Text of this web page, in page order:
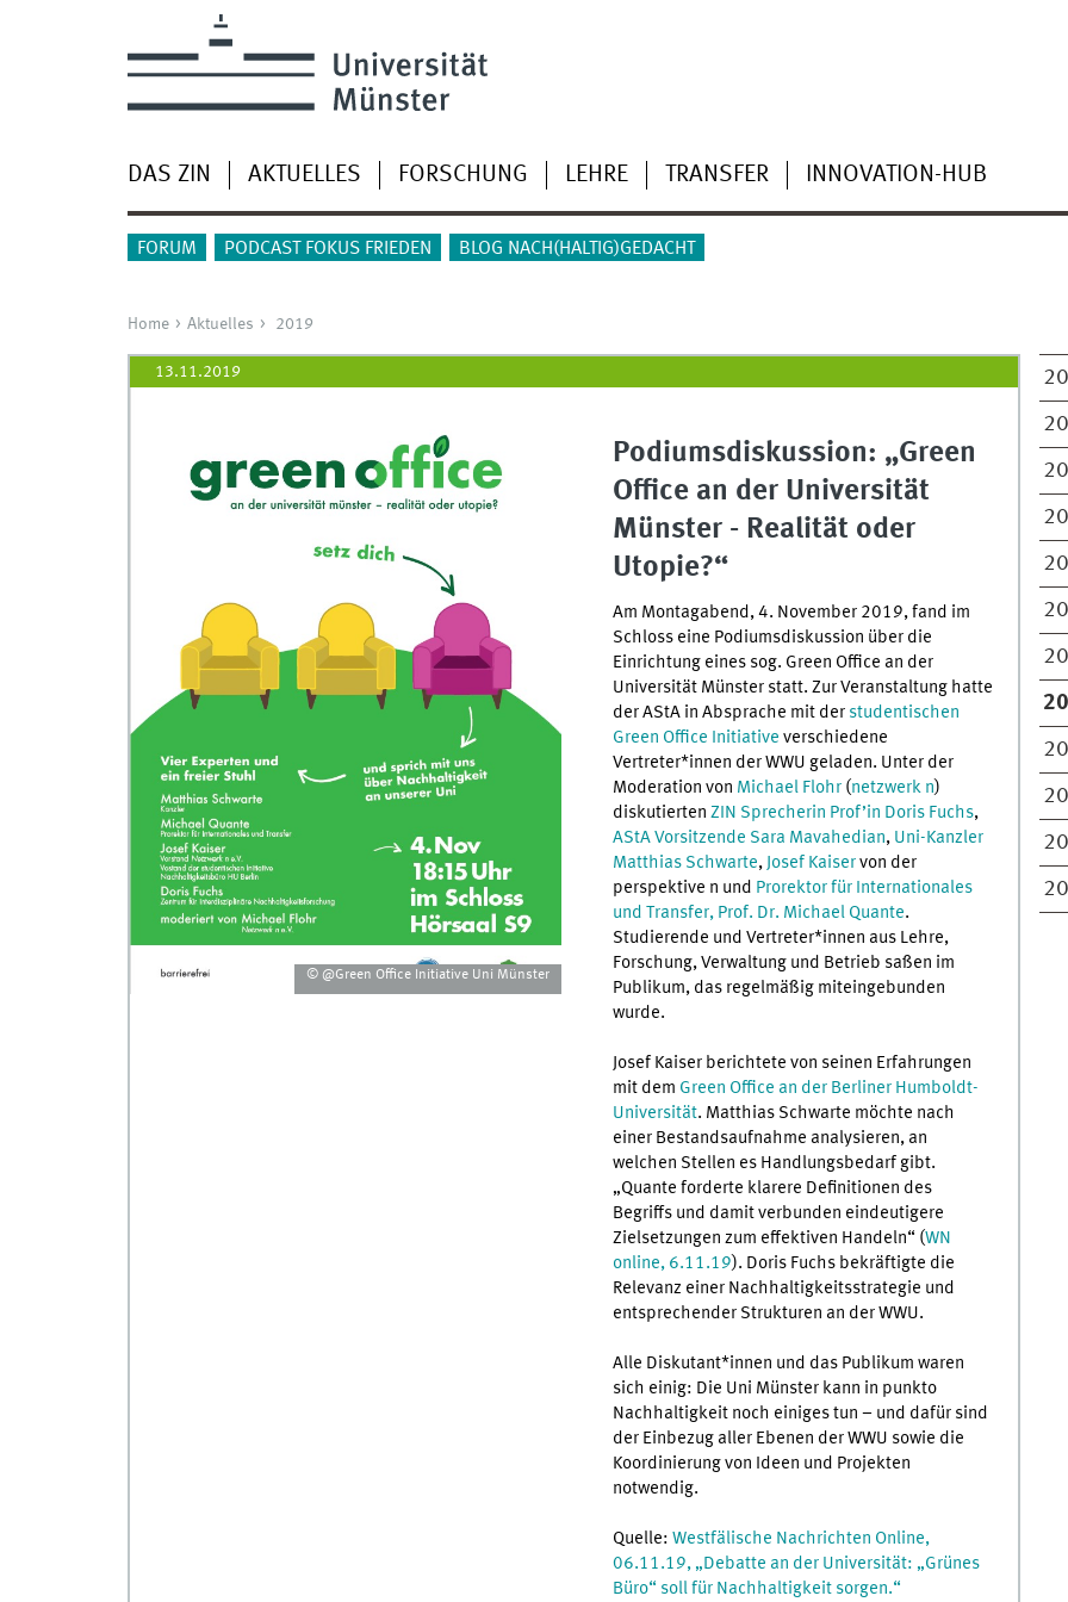
DAS ZIN AKTUELLES FORSCHUNG LEHRE TRANSFER INNOVATION-HUB
FORUM PODCAST FOKUS FRIEDEN BLOG NACH(HALTIG)GEDACHT
Home Aktuelles 2019
13.11.2019
© @Green Office Initiative Uni Münster
Podiumsdiskussion: „Green
Office an der Universität
Münster - Realität oder
Utopie?“
Am Montagabend, 4. November 2019, fand im
Schloss eine Podiumsdiskussion über die
Einrichtung eines sog. Green Office an der
Universität Münster statt. Zur Veranstaltung hatte
der AStA in Absprache mit der studentischen
Green Office Initiative verschiedene
Vertreter*innen der WWU geladen. Unter der
Moderation von Michael Flohr(netzwerk n)
diskutierten ZIN Sprecherin Prof’in Doris Fuchs,
AStA Vorsitzende Sara Mavahedian, Uni-Kanzler
Matthias Schwarte, Josef Kaiservon der
perspektive n und Prorektor für Internationales
und Transfer, Prof. Dr. Michael Quante.
Studierende und Vertreter*innen aus Lehre,
Forschung, Verwaltung und Betrieb saßen im
Publikum, das regelmäßig miteingebunden
wurde.
Josef Kaiser berichtete von seinen Erfahrungen
mit dem Green Office an der Berliner Humboldt-
Universität. Matthias Schwarte möchte nach
einer Bestandsaufnahme analysieren, an
welchen Stellen es Handlungsbedarf gibt.
„Quante forderte klarere Definitionen des
Begriffs und damit verbunden eindeutigere
Zielsetzungen zum effektiven Handeln“ (WN
online, 6.11.19). Doris Fuchs bekräftigte die
Relevanz einer Nachhaltigkeitsstrategie und
entsprechender Strukturen an der WWU.
Alle Diskutant*innen und das Publikum waren
sich einig: Die Uni Münster kann in punkto
Nachhaltigkeit noch einiges tun – und dafür sind
der Einbezug aller Ebenen der WWU sowie die
Koordinierung von Ideen und Projekten
notwendig.
Quelle: Westfälische Nachrichten Online,
06.11.19, „Debatte an der Universität: „Grünes
Büro“ soll für Nachhaltigkeit sorgen.“